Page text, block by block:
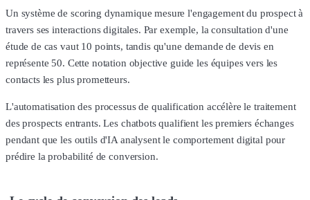
Un système de scoring dynamique mesure l'engagement du prospect à
travers ses interactions digitales. Par exemple, la consultation d'une
étude de cas vaut 10 points, tandis qu'une demande de devis en
représente 50. Cette notation objective guide les équipes vers les
contacts les plus prometteurs.
L'automatisation des processus de qualification accélère le traitement
des prospects entrants. Les chatbots qualifient les premiers échanges
pendant que les outils d'IA analysent le comportement digital pour
prédire la probabilité de conversion.